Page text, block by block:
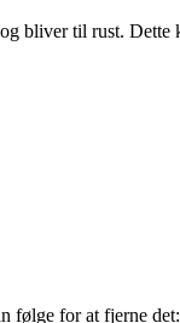
bliver til rust.
følge for at fjerne det: